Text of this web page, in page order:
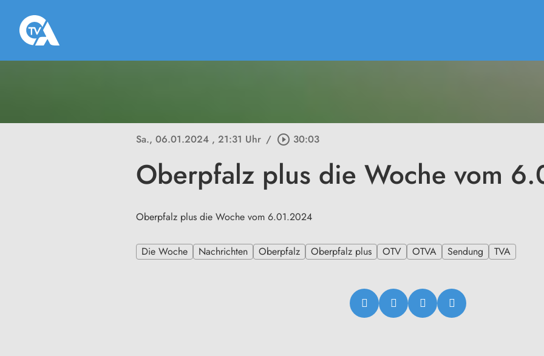
Sa., 06.01.2024 , 21:31 Uhr / play_circle_outline 30:03
Oberpfalz plus die Woche vom
Oberpfalz plus die Woche vom 6.01.2024
Die Woche Nachrichten Oberpfalz Oberpfalz plus OTV OTVA Sendung TVA